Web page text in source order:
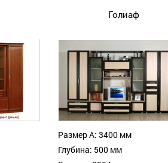
Голиаф
Размер А: 3400 мм
Глубина: 500 мм